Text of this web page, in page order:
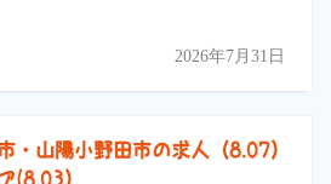
2026年7月31日
・山陽小野田市の求人（8.07）
(8.03）